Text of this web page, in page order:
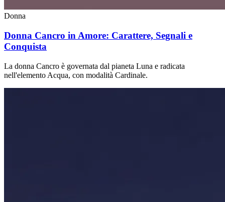
Donna
Donna Cancro in Amore: Carattere, Segnali e
Conquista
La donna Cancro è governata dal pianeta Luna e radicata
nell'elemento Acqua, con modalità Cardinale.